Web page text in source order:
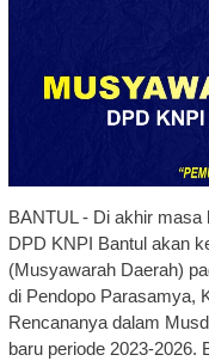
BANTUL - Di akhir masa
DPD KNPI Bantul akan
(Musyawarah Daerah)
di Pendopo Parasamya,
Rencananya dalam
baru periode 2023-2026.